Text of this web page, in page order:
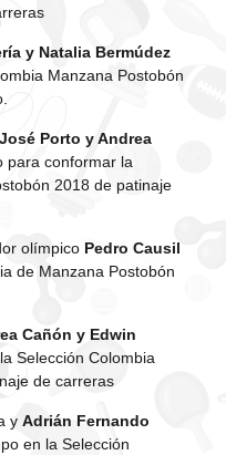
y Natalia Bermúdez
Manzana Postobón
Porto y Andrea
conformar la
2018 de patinaje
olímpico Pedro Causil
de Manzana Postobón
Cañón y Edwin
Selección Colombia
de carreras
y Adrián Fernando
en la Selección